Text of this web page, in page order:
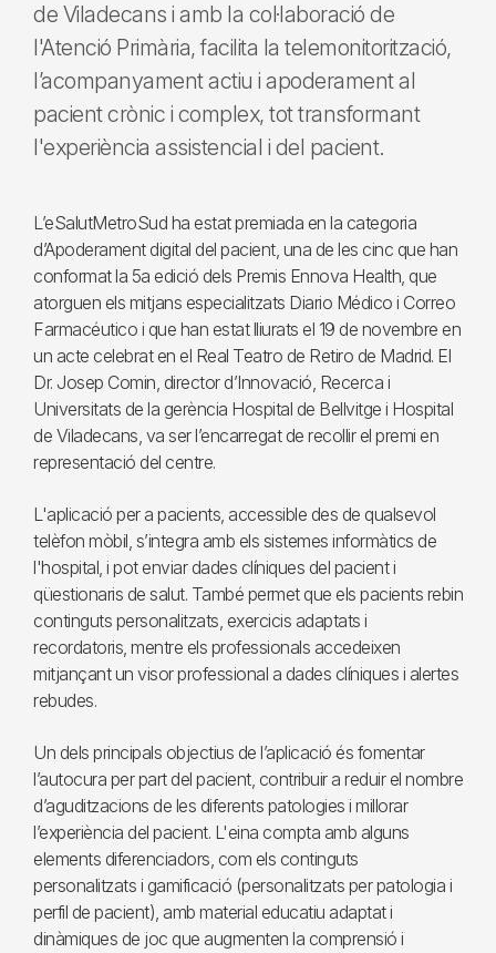
de Viladecans i amb la col·laboració de
l'Atenció Primària, facilita la telemonitorització,
l’acompanyament actiu i apoderament al
pacient crònic i complex, tot transformant
l'experiència assistencial i del pacient.
L’eSalutMetroSud ha estat premiada en la categoria
d’Apoderament digital del pacient, una de les cinc que han
conformat la 5a edició dels Premis Ennova Health, que
atorguen els mitjans especialitzats Diario Médico i Correo
Farmacéutico i que han estat lliurats el 19 de novembre en
un acte celebrat en el Real Teatro de Retiro de Madrid. El
Dr. Josep Comin, director d’Innovació, Recerca i
Universitats de la gerència Hospital de Bellvitge i Hospital
de Viladecans, va ser l’encarregat de recollir el premi en
representació del centre.
L'aplicació per a pacients, accessible des de qualsevol
telèfon mòbil, s’integra amb els sistemes informàtics de
l'hospital, i pot enviar dades clíniques del pacient i
qüestionaris de salut. També permet que els pacients rebin
continguts personalitzats, exercicis adaptats i
recordatoris, mentre els professionals accedeixen
mitjançant un visor professional a dades clíniques i alertes
rebudes.
Un dels principals objectius de l’aplicació és fomentar
l’autocura per part del pacient, contribuir a reduir el nombre
d’aguditzacions de les diferents patologies i millorar
l’experiència del pacient. L'eina compta amb alguns
elements diferenciadors, com els continguts
personalitzats i gamificació (personalitzats per patologia i
perfil de pacient), amb material educatiu adaptat i
dinàmiques de joc que augmenten la comprensió i